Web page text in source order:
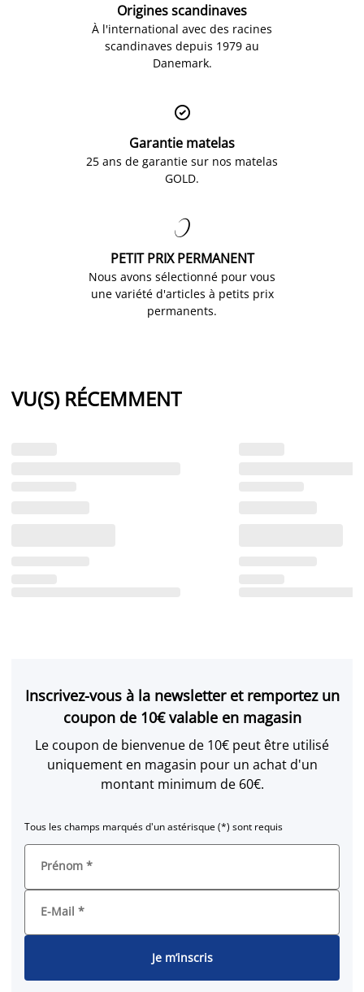
Origines scandinaves
À l'international avec des racines
scandinaves depuis 1979 au
Danemark.

Garantie matelas
25 ans de garantie sur nos matelas
GOLD.

PETIT PRIX PERMANENT
Nous avons sélectionné pour vous
une variété d'articles à petits prix
permanents.
VU(S) RÉCEMMENT
Inscrivez-vous à la newsletter et remportez un
coupon de 10€ valable en magasin
Le coupon de bienvenue de 10€ peut être utilisé
uniquement en magasin pour un achat d'un
montant minimum de 60€.
Tous les champs marqués d'un astérisque (*) sont requis
Prénom *
E-Mail *
Je m’inscris